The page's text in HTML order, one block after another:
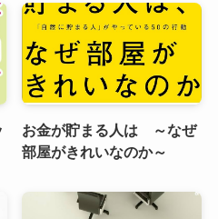
お金が貯まる人は ～なぜ
部屋がきれいなのか～